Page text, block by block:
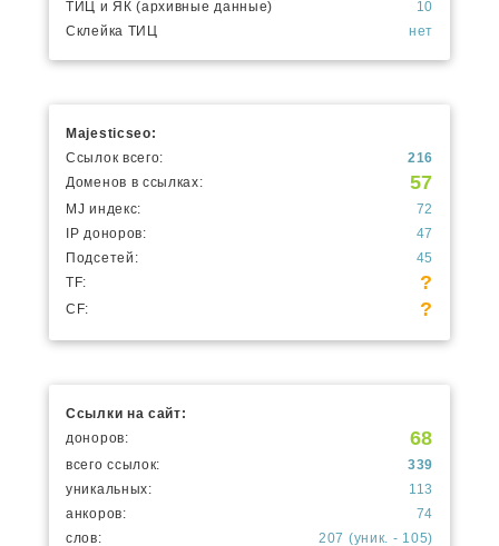
ТИЦ и ЯК (архивные данные)
10
Склейка ТИЦ
нет
Majesticseo:
Ссылок всего:
216
Доменов в ссылках:
57
MJ индекс:
72
IP доноров:
47
Подсетей:
45
TF:
?
CF: ?
Ссылки на сайт:
доноров:
68
всего ссылок:
339
уникальных:
113
анкоров:
74
слов:
207 (уник. - 105)